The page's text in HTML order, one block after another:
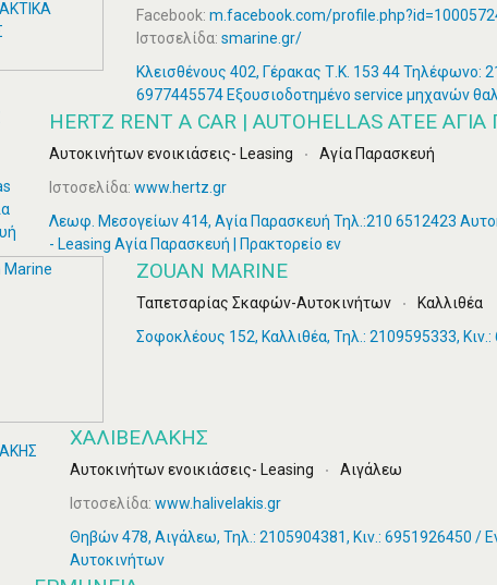
Facebook: m.facebook.com/
Ιστοσελίδα: smarine.gr/
Κλεισθένους 402, Γέρακας Τ.Κ. 153 44 Τηλέφωνο:
6977445574 Εξουσιοδοτημένο service μηχανών
HERTZ RENT A CAR | AUTOHELLAS ATEE
Αυτοκινήτων ενοικιάσεις- Leasing
Αγία Παρασκευή
Ιστοσελίδα: www.hertz.gr
Λεωφ. Μεσογείων 414, Αγία Παρασκευή Τηλ.:210 6512423
- Leasing Αγία Παρασκευή | Πρακτορείο εν
ZOUAN MARINE
Ταπετσαρίας Σκαφών-Αυτοκινήτων
Καλλιθέα
Σοφοκλέους 152, Καλλιθέα, Τηλ.: 2109595333,
ΧΑΛΙΒΕΛΑΚΗΣ
Αυτοκινήτων ενοικιάσεις- Leasing
Αιγάλεω
Ιστοσελίδα: www.halivelakis.gr
Θηβών 478, Αιγάλεω, Τηλ.: 2105904381, Κιν.: 6951926450 /
Αυτοκινήτων